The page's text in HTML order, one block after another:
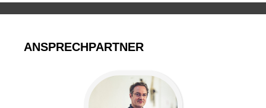
ANSPRECHPARTNER